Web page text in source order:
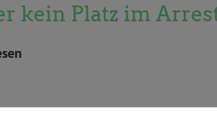
kein Platz im